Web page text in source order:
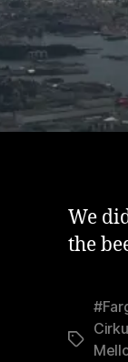
We
the
Stikkord